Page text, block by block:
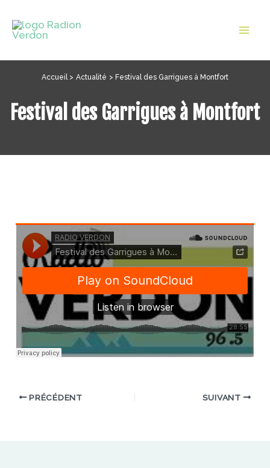
contenu
Accueil Actualité Festival des Garrigues à Montfort
Festival des Garrigues à Montfort
PRÉCÉDENT SUIVANT